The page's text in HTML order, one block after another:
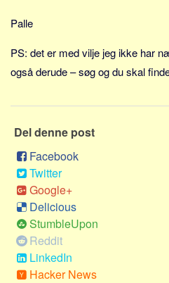
Palle
PS: det er med vilje jeg ikke har
også derude – søg og du skal
Del denne post
Facebook
Twitter
Google+
Delicious
StumbleUpon
Reddit
LinkedIn
Hacker News